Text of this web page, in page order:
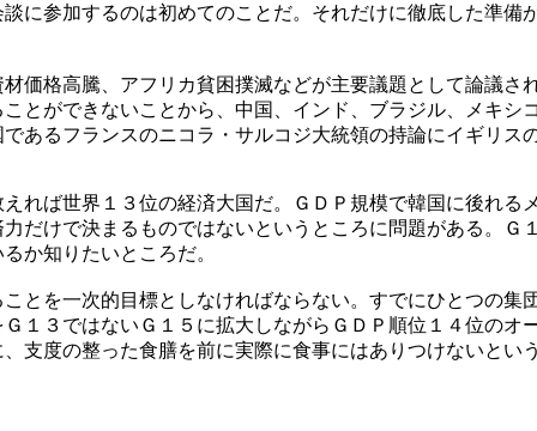
に参加するのは初めてのことだ。それだけに徹底した準
価格高騰、アフリカ貧困撲滅などが主要議題として論議
とができないことから、中国、インド、ブラジル、メキ
あるフランスのニコラ・サルコジ大統領の持論にイギリス
れば世界１３位の経済大国だ。ＧＤＰ規模で韓国に後れ
だけで決まるものではないというところに問題がある。
か知りたいところだ。
とを一次的目標としなければならない。すでにひとつの
１３ではないＧ１５に拡大しながらＧＤＰ順位１４位の
支度の整った食膳を前に実際に食事にはありつけないと